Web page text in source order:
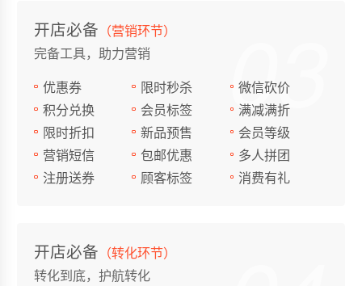
03
开店必备 （营销环节）
完备工具，助力营销
优惠券
限时秒杀
微信砍价
积分兑换
会员标签
满减满折
限时折扣
新品预售
会员等级
营销短信
包邮优惠
多人拼团
注册送券
顾客标签 消费有礼
开店必备 （转化环节）
转化到底，护航转化